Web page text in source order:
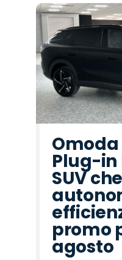
Omoda
Plug-in
SUV
promo
agosto